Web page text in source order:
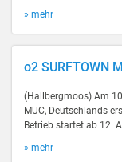
» mehr
o2 SURFTOWN
(Hallbergmoos) Am
MUC, Deutschlands
Betrieb startet ab 12.
» mehr